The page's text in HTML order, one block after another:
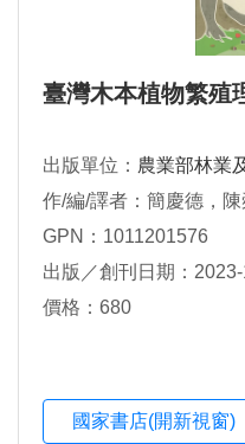
臺灣木本植物繁殖
出版單位： 農業部林業
作/編/譯者：簡慶德，
GPN：1011201576
出版／創刊日期：
價格：680
國家書店(開新視窗)